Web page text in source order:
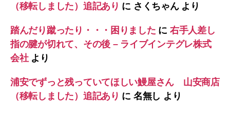
（移転しました）追記あり に さくちゃんより
踏んだり蹴ったり・・・困りました に 右手人差し
指の腱が切れて、その後 – ライブインテグレ株式
会社より
浦安でずっと残っていてほしい鰻屋さん 山安商店
（移転しました）追記あり に 名無し より